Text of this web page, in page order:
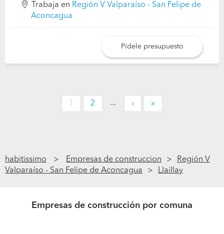
Trabaja en Región V Valparaíso - San Felipe de
Aconcagua
Pídele presupuesto
1 2 ... › »
habitissimo Empresas de construccion
Región V
Valparaíso - San Felipe de Aconcagua
Llaillay
Empresas de construcción por comuna